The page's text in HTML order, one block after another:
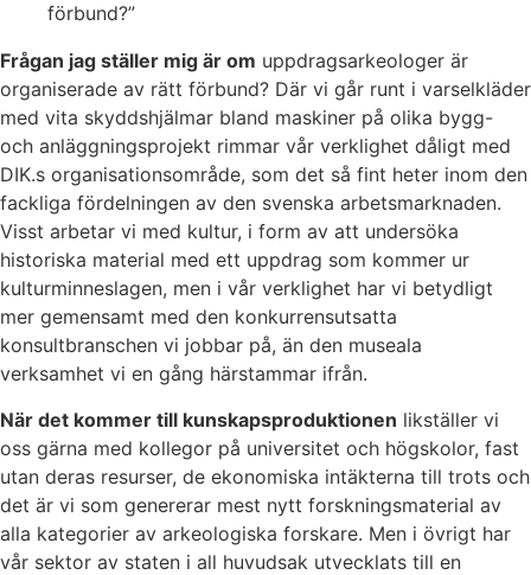
förbund?”
Frågan jag ställer mig är om uppdragsarkeologer är
organiserade av rätt förbund? Där vi går runt i varselkläder
med vita skyddshjälmar bland maskiner på olika bygg-
och anläggningsprojekt rimmar vår verklighet dåligt med
DIK.s organisationsområde, som det så fint heter inom den
fackliga fördelningen av den svenska arbetsmarknaden.
Visst arbetar vi med kultur, i form av att undersöka
historiska material med ett uppdrag som kommer ur
kulturminneslagen, men i vår verklighet har vi betydligt
mer gemensamt med den konkurrensutsatta
konsultbranschen vi jobbar på, än den museala
verksamhet vi en gång härstammar ifrån.
När det kommer till kunskapsproduktionen likställer vi
oss gärna med kollegor på universitet och högskolor, fast
utan deras resurser, de ekonomiska intäkterna till trots och
det är vi som genererar mest nytt forskningsmaterial av
alla kategorier av arkeologiska forskare. Men i övrigt har
vår sektor av staten i all huvudsak utvecklats till en